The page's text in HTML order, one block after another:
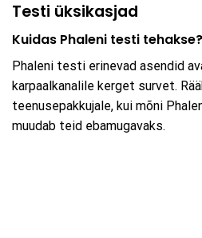
Testi üksikasjad
Kuidas Phaleni testi tehakse?
Phaleni testi erinevad asendid
karpaalkanalile kerget survet.
teenusepakkujale, kui mõni
muudab teid ebamugavaks.